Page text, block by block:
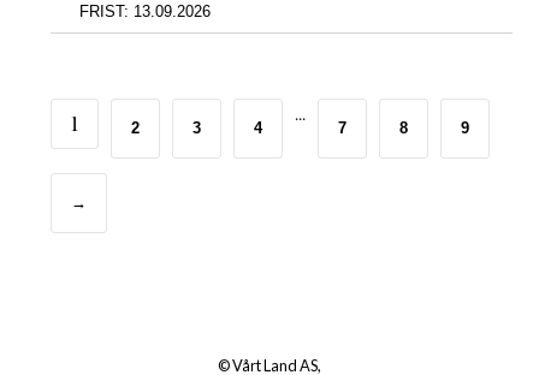
FRIST: 13.09.2026
1 2 3 4
...
7 8 9
→
© Vårt Land AS,